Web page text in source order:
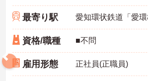
最寄り駅
資格/職種 ■不問
雇用形態 正社員(正職員)